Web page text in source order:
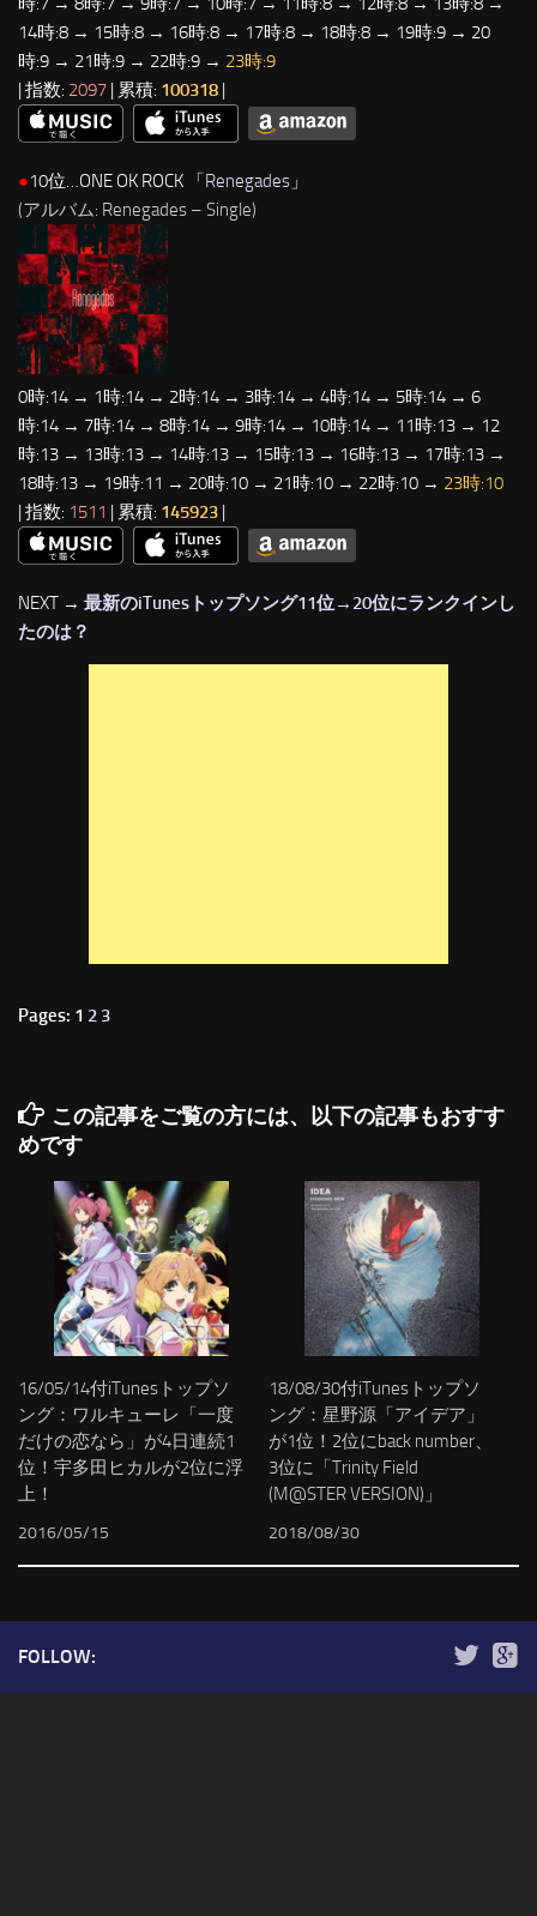
14時:8 → 15時:8 → 16時:8 → 17時:8 → 18時:8 → 19時:9 → 20
時:9 → 21時:9 → 22時:9 → 23時:9
| 指数: 2097 | 累積: 100318 |
●10位…ONE OK ROCK 「Renegades 」
(アルバム: Renegades – Single)
0時:14 → 1時:14 → 2時:14 → 3時:14 → 4時:14 → 5時:14 → 6
時:14 → 7時:14 → 8時:14 → 9時:14 → 10時:14 → 11時:13 → 12
時:13 → 13時:13 → 14時:13 → 15時:13 → 16時:13 → 17時:13 →
18時:13 → 19時:11 → 20時:10 → 21時:10 → 22時:10 → 23時:10
| 指数: 1511 | 累積: 145923 |
NEXT → 最新のiTunesトップソング11位→20位にランクインし
たのは？
Pages: 1 2 3
この記事をご覧の方には、以下の記事もおすす
めです
16/05/14付iTunesトップソ
ング：ワルキューレ「一度
だけの恋なら」が4日連続1
位！宇多田ヒカルが2位に浮
上！
2016/05/15
18/08/30付iTunesトップソ
ング：星野源「アイデア」
が1位！2位にback number、
3位に「Trinity Field
(M@STER VERSION)」
2018/08/30
FOLLOW: